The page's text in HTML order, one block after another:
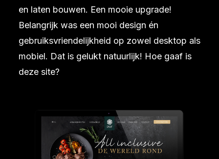
en laten bouwen. Een mooie upgrade!
Belangrijk was een mooi design én
gebruiksvriendelijkheid op zowel desktop als
mobiel. Dat is gelukt natuurlijk! Hoe gaaf is
deze site?